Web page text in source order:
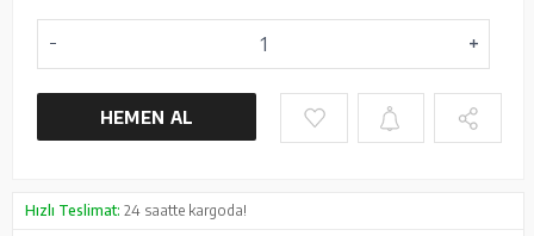
HEMEN AL
Hızlı Teslimat: 24 saatte kargoda!